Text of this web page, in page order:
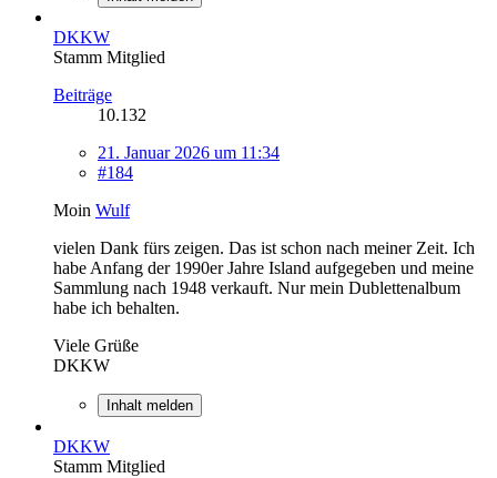
DKKW
Stamm Mitglied
Beiträge
10.132
21. Januar 2026 um 11:34
#184
Moin Wulf
vielen Dank fürs zeigen. Das ist schon nach meiner Zeit. Ich
habe Anfang der 1990er Jahre Island aufgegeben und meine
Sammlung nach 1948 verkauft. Nur mein Dublettenalbum
habe ich behalten.
Viele Grüße
DKKW
Inhalt melden
DKKW
Stamm Mitglied